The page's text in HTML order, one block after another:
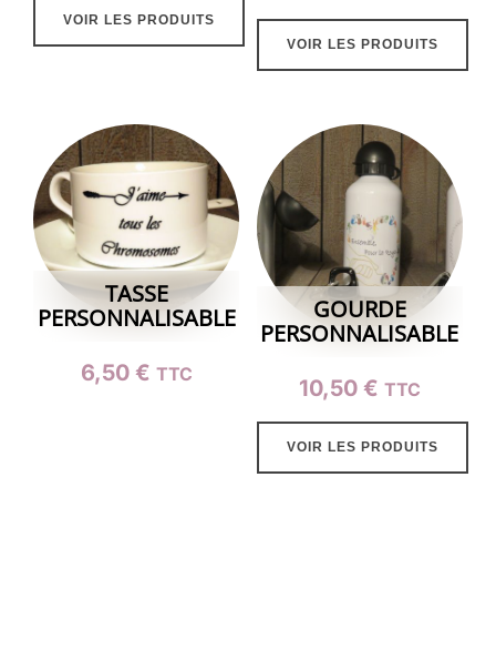
VOIR LES PRODUITS
VOIR LES PRODUITS
TASSE
PERSONNALISABLE
6,50 € TTC
GOURDE
PERSONNALISABLE
10,50 € TTC
VOIR LES PRODUITS